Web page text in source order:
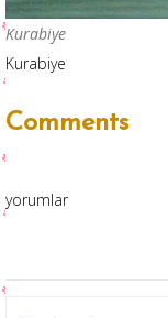
Kurabiye
Kurabiye
Comments
yorumlar